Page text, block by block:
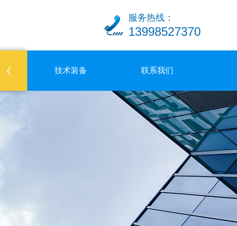
服务热线：
13998527370
技术装备 联系我们